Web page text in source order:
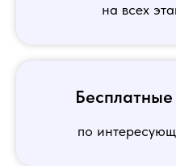
на всех
Бесплатные
по